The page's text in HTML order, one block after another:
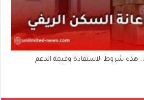
إعانة البناء الريفي 2026.. هذه شروط الاستفادة وقيمة الدعم